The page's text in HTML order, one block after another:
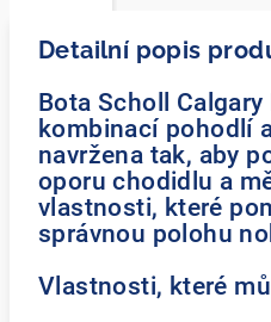
Detailní popis
Bota Scholl
kombinací pohodlí
navržena tak, aby
oporu chodidlu a
vlastnosti, které
správnou polohu
Vlastnosti, které